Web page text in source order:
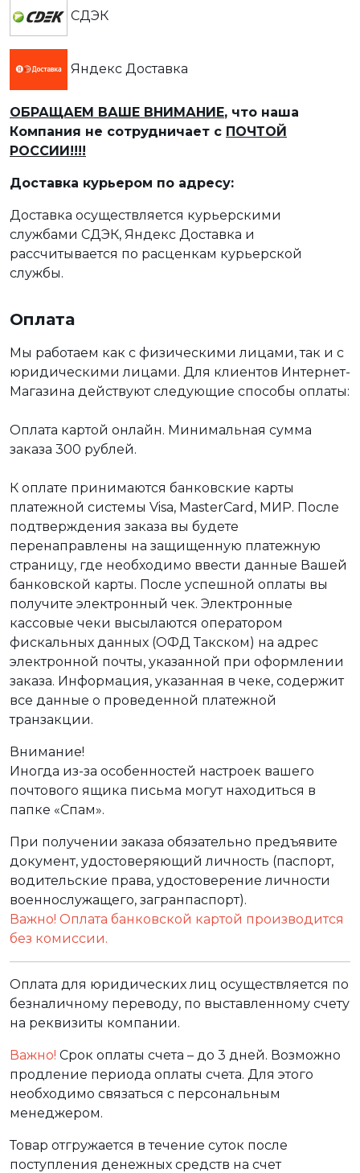
СДЭК
Яндекс Доставка
ОБРАЩАЕМ ВАШЕ ВНИМАНИЕ, что наша
Компания не сотрудничает с ПОЧТОЙ
РОССИИ!!!!
Доставка курьером по адресу:
Доставка осуществляется курьерскими
службами СДЭК, Яндекс Доставка и
рассчитывается по расценкам курьерской
службы.
Оплата
Мы работаем как с физическими лицами, так и с
юридическими лицами. Для клиентов Интернет-
Магазина действуют следующие способы оплаты:
Оплата картой онлайн. Минимальная сумма
заказа 300 рублей.
К оплате принимаются банковские карты
платежной системы Visa, MasterCard, МИР. После
подтверждения заказа вы будете
перенаправлены на защищенную платежную
страницу, где необходимо ввести данные Вашей
банковской карты. После успешной оплаты вы
получите электронный чек. Электронные
кассовые чеки высылаются оператором
фискальных данных (ОФД Такском) на адрес
электронной почты, указанной при оформлении
заказа. Информация, указанная в чеке, содержит
все данные о проведенной платежной
транзакции.
Внимание!
Иногда из-за особенностей настроек вашего
почтового ящика письма могут находиться в
папке «Спам».
При получении заказа обязательно предъявите
документ, удостоверяющий личность (паспорт,
водительские права, удостоверение личности
военнослужащего, загранпаспорт).
Важно! Оплата банковской картой производится
без комиссии.
Оплата для юридических лиц осуществляется по
безналичному переводу, по выставленному счету
на реквизиты компании.
Важно! Срок оплаты счета – до 3 дней. Возможно
продление периода оплаты счета. Для этого
необходимо связаться с персональным
менеджером.
Товар отгружается в течение суток после
поступления денежных средств на счет